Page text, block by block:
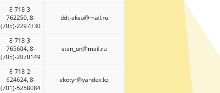
8-718-3-
762250, 8-
(705)-2297330
ddt-aksu@mail.ru
8-718-3-
765604, 8-
(705)-2070149
stan_un@mail.ru
8-718-2-
624624, 8-
(701)-5258084
ekotyr@yandex.kz